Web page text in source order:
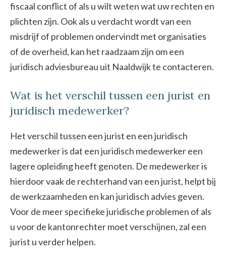
fiscaal conflict of als u wilt weten wat uw rechten en
plichten zijn. Ook als u verdacht wordt van een
misdrijf of problemen ondervindt met organisaties
of de overheid, kan het raadzaam zijn om een
juridisch adviesbureau uit Naaldwijk te contacteren.
Wat is het verschil tussen een jurist en
juridisch medewerker?
Het verschil tussen een jurist en een juridisch
medewerker is dat een juridisch medewerker een
lagere opleiding heeft genoten. De medewerker is
hierdoor vaak de rechterhand van een jurist, helpt bij
de werkzaamheden en kan juridisch advies geven.
Voor de meer specifieke juridische problemen of als
u voor de kantonrechter moet verschijnen, zal een
jurist u verder helpen.